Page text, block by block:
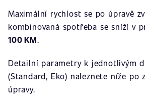
Maximální rychlost se po úpravě
kombinovaná spotřeba se sníží v
100 KM.
Detailní parametry k jednotlivým
(Standard, Eko) naleznete níže po
úpravy.